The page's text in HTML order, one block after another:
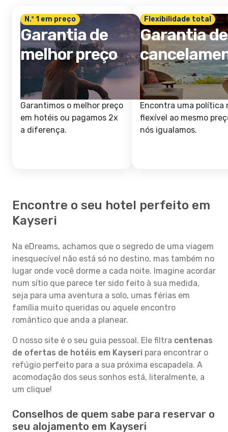
N.º 1 em preço
Garantia de
melhor preço
Garantimos o melhor preço
em hotéis ou pagamos 2x
a diferença.
Flexibilidade total
Garantia de
Encontra uma política
flexível ao mesmo
nós igualamos.
Encontre o seu hotel perfeito em
Kayseri
Na eDreams, achamos que o segredo de uma viagem
inesquecível não está só no destino, mas também no
lugar onde você dorme a cada noite. Imagine acordar
num sítio que parece ter sido feito à sua medida,
seja para uma aventura a solo, umas férias em
família muito queridas ou aquele encontro
romântico que anda a planear.
O nosso site é o seu guia pessoal. Ele filtra centenas
de ofertas de hotéis em Kayseri para encontrar o
refúgio perfeito para a sua próxima escapadela. A
acomodação dos seus sonhos está, literalmente, a
um clique!
Conselhos de quem sabe para reservar o
seu alojamento em Kayseri